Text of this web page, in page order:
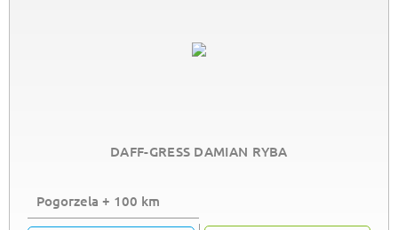
DAFF-GRESS DAMIAN RYBA
Pogorzela + 100 km